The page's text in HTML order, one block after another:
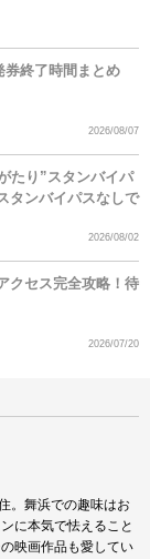
券終了時間まとめ
2026/08/07
たり”スタンバイパ
タンバイパスなしで
2026/08/02
クセス完全攻略！待
2026/07/20
。舞浜での趣味はお
に本気で怯えること
映画作品も愛してい